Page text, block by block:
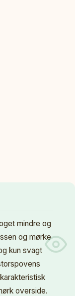
mindre og
og mørke
kun svagt
overside.